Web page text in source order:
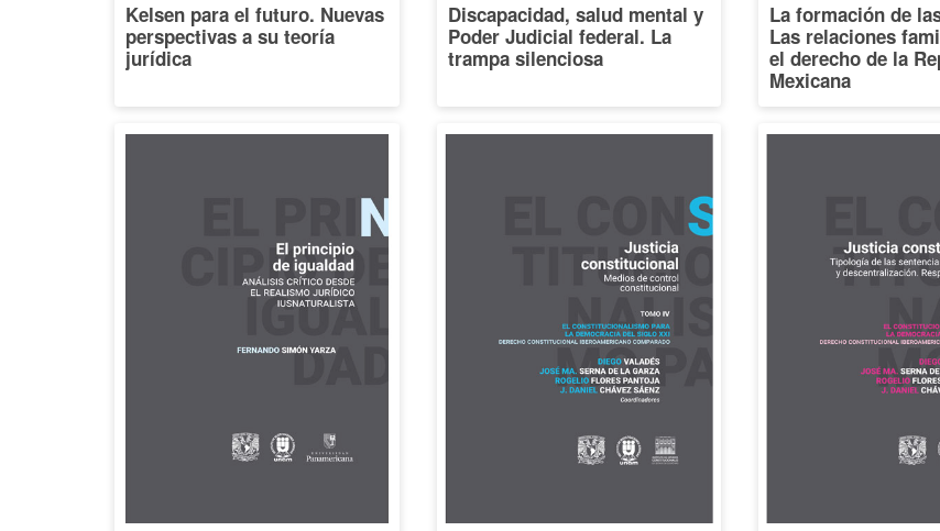
Kelsen para el futuro. Nuevas
perspectivas a su teoría
jurídica
Discapacidad, salud mental y
Poder Judicial federal. La
trampa silenciosa
La formación de
Las relaciones
el derecho de la
Mexicana